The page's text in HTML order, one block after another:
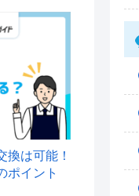
換は可能！
ポイント